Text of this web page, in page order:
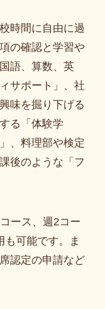
時間に自由に過
の確認と学習や
語、算数、英
サポート」、社
味を掘り下げる
る「体験学
、料理部や検定
後のような「フ
ース、週2コー
も可能です。ま
認定の申請など